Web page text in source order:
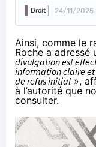
Droit 24/11/2025
Ainsi, comme le
Roche a adressé
divulgation est
information claire
de refus initial »,
à l’autorité que
consulter.